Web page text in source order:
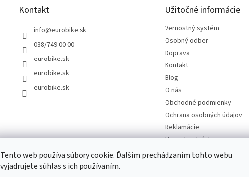
Tento web používa súbory cookie. Ďalším prechádzaním tohto webu
vyjadrujete súhlas s ich používaním.
Kontakt
info@eurobike.sk
038/749 00 00
eurobike.sk
eurobike.sk
eurobike.sk
Užitočné informácie
Vernostný systém
Osobný odber
Doprava
Kontakt
Blog
O nás
Obchodné podmienky
Ochrana osobných údajov
Reklamácie
Moja objednávka
Odstúpenie od kúpnej zmluvy